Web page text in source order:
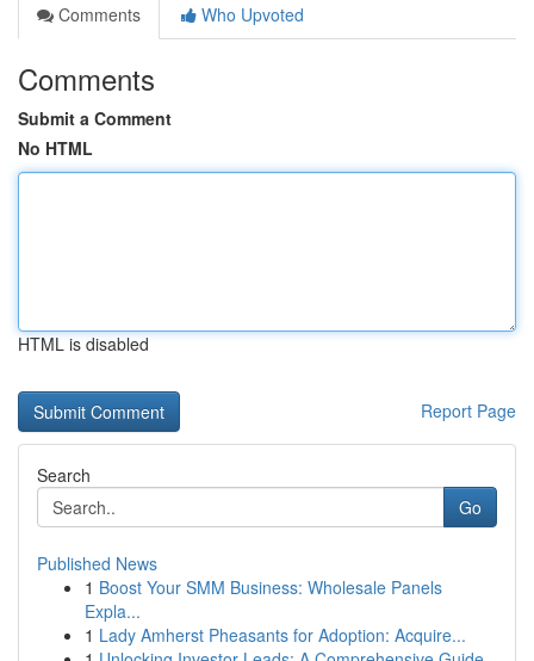
Comments
Who Upvoted
Comments
Submit a Comment
No HTML
HTML is disabled
Report Page
Search
Go
Published News
1 Boost Your SMM Business: Wholesale Panels
Expla...
1 Lady Amherst Pheasants for Adoption: Acquire...